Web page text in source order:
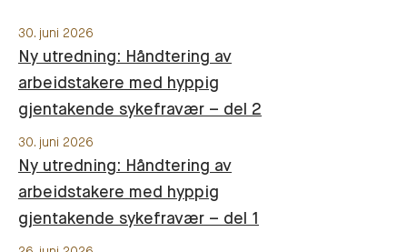
30. juni 2026
Ny utredning: Håndtering av
arbeidstakere med hyppig
gjentakende sykefravær – del 2
30. juni 2026
Ny utredning: Håndtering av
arbeidstakere med hyppig
gjentakende sykefravær – del 1